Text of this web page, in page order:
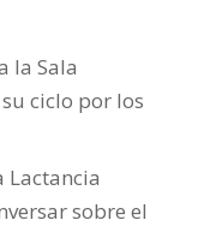
la Sala
ciclo por los
Lactancia
sobre el